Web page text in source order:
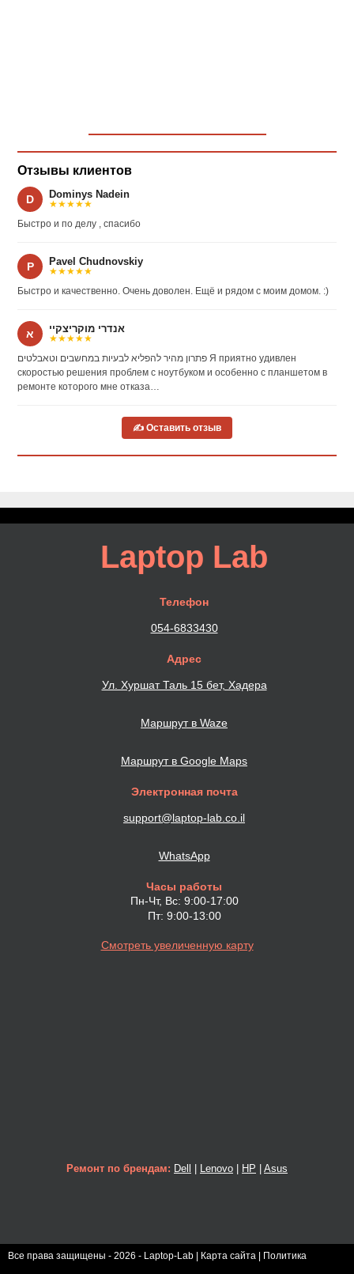
Отзывы клиентов
D Dominys Nadein
★★★★★
Быстро и по делу , спасибо
P Pavel Chudnovskiy
★★★★★
Быстро и качественно. Очень доволен. Ещё и рядом с моим домом. :)
א אנדרי מוקריצקיי
★★★★★
פתרון מהיר להפליא לבעיות במחשבים וטאבלטים Я приятно удивлен
скоростью решения проблем с ноутбуком и особенно с планшетом в
ремонте которого мне отказа…
✍ Оставить отзыв
Laptop Lab
Телефон
054-6833430
Адрес
Ул. Хуршат Таль 15 бет, Хадера
Маршрут в Waze
Маршрут в Google Maps
Электронная почта
support@laptop-lab.co.il
WhatsApp
Часы работы
Пн-Чт, Вс: 9:00-17:00
Пт: 9:00-13:00
Смотреть увеличенную карту
Ремонт по брендам: Dell Lenovo HP Asus
Все права защищены - 2026 - Laptop-Lab | Карта сайта Политика